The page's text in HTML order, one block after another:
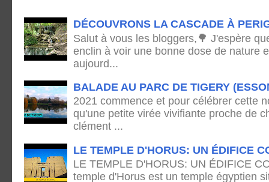
DÉCOUVRONS LA CASCADE À
Salut à vous les bloggers,🌳 J'espère
enclin à voir une bonne dose de nature
aujourd...
BALADE AU PARC DE TIGERY
2021 commence et pour célébrer cette
qu'une petite virée vivifiante proche de
clément ...
LE TEMPLE D'HORUS: UN ÉDIFICE
LE TEMPLE D'HORUS: UN ÉDIFICE
temple d'Horus est un temple égyptien